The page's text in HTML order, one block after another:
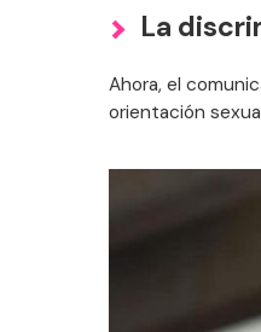
La
Ahora, el
orientación